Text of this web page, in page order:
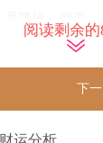
;纯酉戌年月，
官印三奇，再
可六品，巳酉
阅读剩余的
下
财运分析